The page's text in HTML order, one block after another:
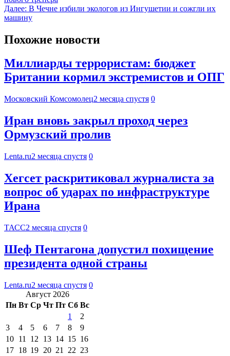
Далее: В Чечне избили экологов из Ингушетии и сожгли их
машину
Похожие новости
Миллиарды террористам: бюджет
Британии кормил экстремистов и ОПГ
Московский Комсомолец2 месяца спустя 0
Иран вновь закрыл проход через
Ормузский пролив
Lenta.ru2 месяца спустя 0
Хегсет раскритиковал журналиста за
вопрос об ударах по инфраструктуре
Ирана
ТАСС2 месяца спустя 0
Шеф Пентагона допустил похищение
президента одной страны
Lenta.ru2 месяца спустя 0
Август 2026
Пн Вт Ср Чт Пт Сб Вс
1
2
3
4 5 6 7 8
9
10 11 12 13 14 15 16
17 18 19 20 21 22 23